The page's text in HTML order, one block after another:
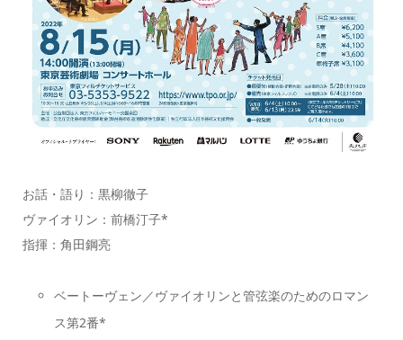
お話・語り：黒柳徹子
ヴァイオリン：前橋汀子*
指揮：角田鋼亮
ベートーヴェン／ヴァイオリンと管弦楽のためのロマン
ス第2番*